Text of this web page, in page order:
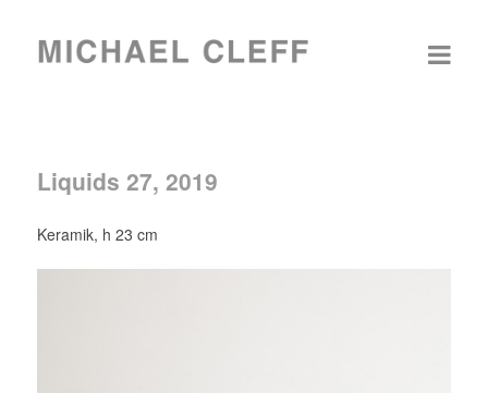
Liquids 27, 2019
Keramik, h 23 cm